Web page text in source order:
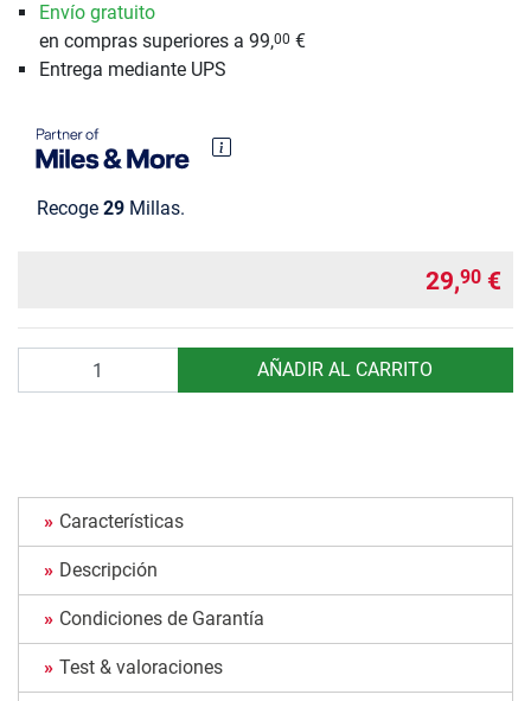
Envío gratuito
en compras superiores a 99,00 €
Entrega mediante UPS
Recoge 29 Millas.
29,90 €
AÑADIR AL CARRITO
Características
Descripción
Condiciones de Garantía
Test & valoraciones